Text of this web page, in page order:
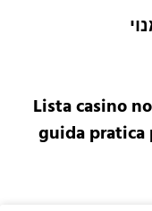
Lista casino
guida